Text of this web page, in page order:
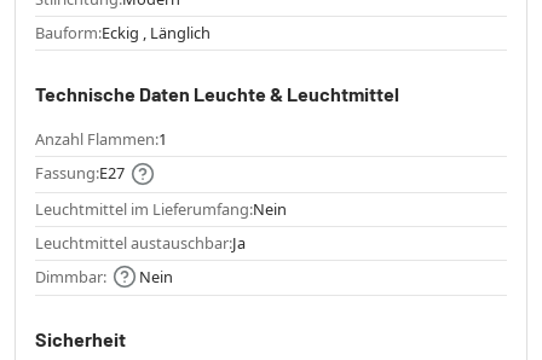
Bauform:Eckig , Länglich
Technische Daten Leuchte & Leuchtmittel
Anzahl Flammen:1
Fassung:E27
Leuchtmittel im Lieferumfang:Nein
Leuchtmittel austauschbar:Ja
Dimmbar:
Nein
Sicherheit